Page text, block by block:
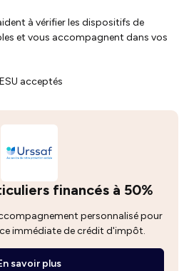
à vérifier les dispositifs de
et vous accompagnent dans vos
acceptés
financés à 50%
personnalisé pour
immédiate de crédit d'impôt.
savoir plus